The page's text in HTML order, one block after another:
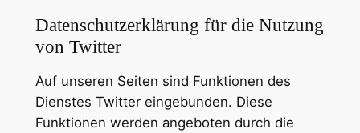
Datenschutzerklärung für die Nutzung
von Twitter
Auf unseren Seiten sind Funktionen des
Dienstes Twitter eingebunden. Diese
Funktionen werden angeboten durch die